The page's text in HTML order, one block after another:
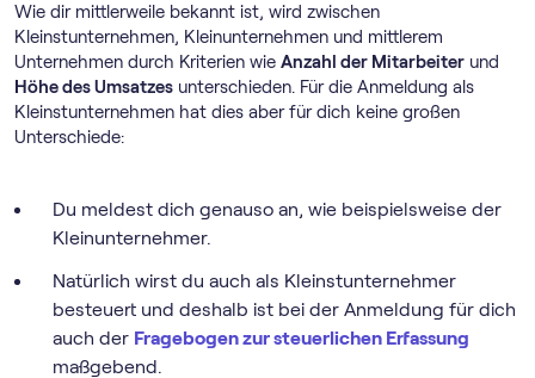
Wie dir mittlerweile bekannt ist, wird zwischen
Kleinstunternehmen, Kleinunternehmen und mittlerem
Unternehmen durch Kriterien wie Anzahl der Mitarbeiter und
Höhe des Umsatzes unterschieden. Für die Anmeldung als
Kleinstunternehmen hat dies aber für dich keine großen
Unterschiede:
Du meldest dich genauso an, wie beispielsweise der
Kleinunternehmer.
Natürlich wirst du auch als Kleinstunternehmer
besteuert und deshalb ist bei der Anmeldung für dich
auch der Fragebogen zur steuerlichen Erfassung
maßgebend.